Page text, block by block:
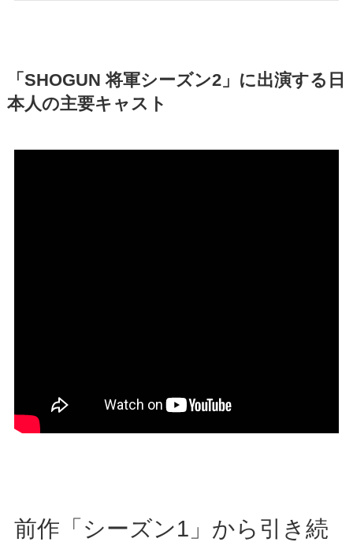
「SHOGUN 将軍シーズン2」に出演する日
本人の主要キャスト
前作「シーズン1」から引き続